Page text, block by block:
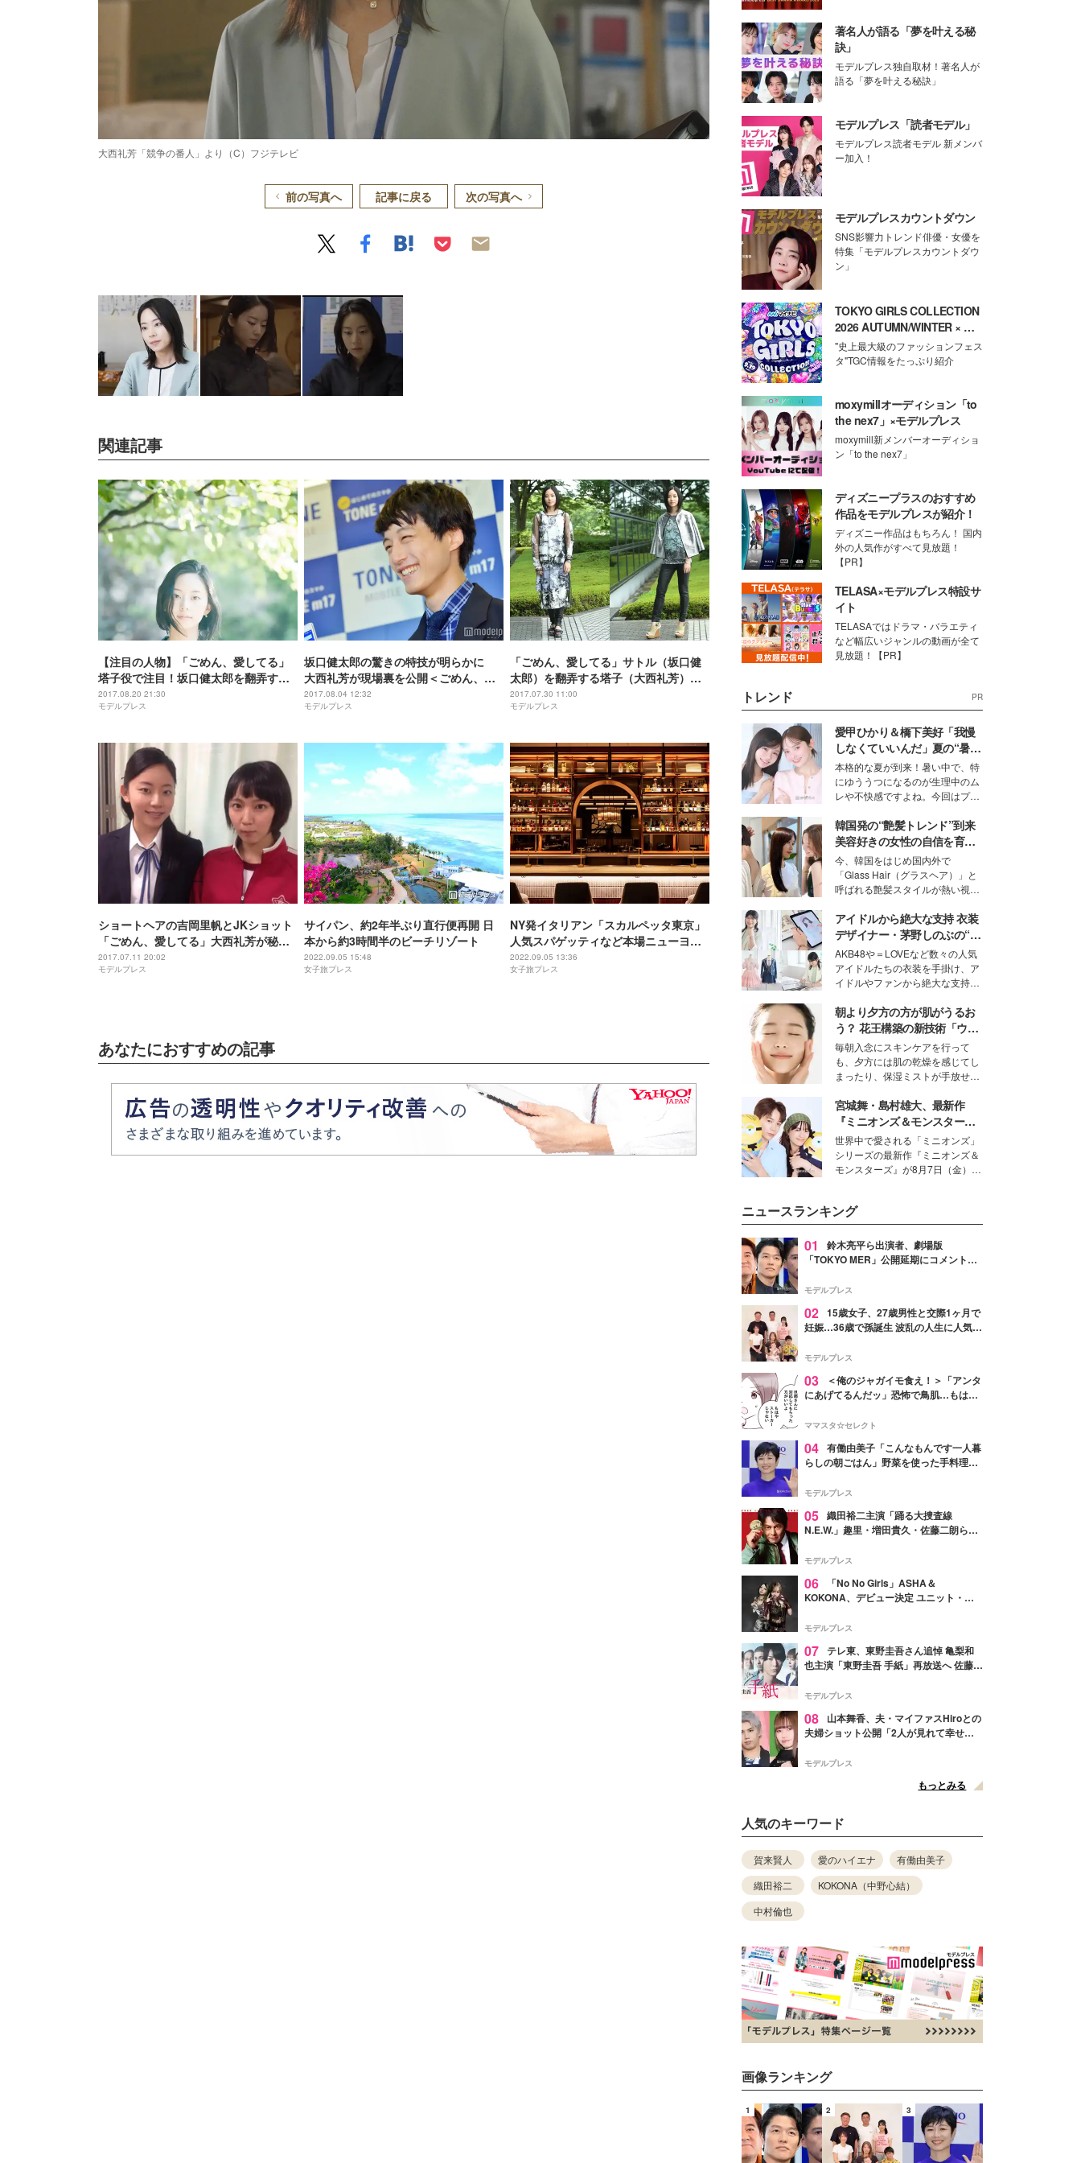
大西礼芳「競争の番人」より（C）フジテレビ
前の写真へ 記事に戻る 次の写真へ
関連記事
【注目の人物】「ごめん、愛してる」
塔子役で注目！坂口健太郎を翻弄す
る“眼力スナイパー”大西礼芳
2017.08.20 21:30
モデルプレス
坂口健太郎の驚きの特技が明らかに
大西礼芳が現場裏を公開＜ごめん、愛
してる＞
2017.08.04 12:32
モデルプレス
「ごめん、愛してる」サトル（坂口健
太郎）を翻弄する塔子（大西礼芳）、
個性派クールファッションが気にな
る！＜スタイリスト解説＞
2017.07.30 11:00
モデルプレス
ショートヘアの吉岡里帆とJKショット
「ごめん、愛してる」大西礼芳が秘蔵
写真を公開
2017.07.11 20:02
モデルプレス
サイパン、約2年半ぶり直行便再開 日
本から約3時間半のビーチリゾート
2022.09.05 15:48
女子旅プレス
NY発イタリアン「スカルペッタ東京」
人気スパゲッティなど本場ニューヨー
カーも虜の味を提供
2022.09.05 13:36
女子旅プレス
あなたにおすすめの記事
著名人が語る「夢を叶える秘
訣」
モデルプレス独自取材！著名人が
語る「夢を叶える秘訣」
モデルプレス「読者モデル」
モデルプレス読者モデル 新メンバ
ー加入！
モデルプレスカウントダウン
SNS影響力トレンド俳優・女優を
特集「モデルプレスカウントダウ
ン」
TOKYO GIRLS COLLECTION
2026 AUTUMN/WINTER × モ
デルプレス
"史上最大級のファッションフェス
タ"TGC情報をたっぷり紹介
moxymillオーディション「to
the nex7」×モデルプレス
moxymill新メンバーオーディショ
ン「to the nex7」
ディズニープラスのおすすめ
作品をモデルプレスが紹介！
ディズニー作品はもちろん！ 国内
外の人気作がすべて見放題！
【PR】
TELASA×モデルプレス特設サ
イト
TELASAではドラマ・バラエティ
など幅広いジャンルの動画が全て
見放題！【PR】
トレンド PR
愛甲ひかり＆橋下美好「我慢
しなくていいんだ」夏の“暑さ
対策”の新しい選択肢とは？
本格的な夏が到来！暑い中で、特
にゆううつになるのが生理中のム
レや不快感ですよね。今回はプラ
モデル・愛甲ひかりさんと橋下美
好さんを迎えて本音で女子会トー
ク。猛暑のお出かけを快適に過ご
すヒントや、2人が感動した夏の
生理の新常識にも迫りました。
韓国発の“艶髪トレンド”到来
美容好きの女性の自信を育む
「ヘアケア事情」って？
今、韓国をはじめ国内外で
「Glass Hair（グラスヘア）」と
呼ばれる艶髪スタイルが熱い視線
ションの完成度を高めるベースと
して、“髪そのものの美しさ”に改
めて注目する人が増えている様
子。今回は、そんな憧れの艶やか
な髪を日常で叶える、美容好きの
女性たちのヘアケア事情を紹介し
ます。
アイドルから絶大な支持 衣装
デザイナー・茅野しのぶの“可
愛い”を作る美学＜「シチズン
クロスシー」インタビュー＞
AKB48や＝LOVEなど数々の人気
アイドルたちの衣装を手掛け、ア
イドルやファンから絶大な支持を
取締役兼クリエイティブディレク
ター・茅野しのぶ。一人ひとりの
個性に寄り添い、魅力を引き出す
衣装作りは、多くの女性たちに勇
気と自信を与え続けている。
朝より夕方の方が肌がうるお
う？ 花王構築の新技術「ウォ
ーターキャプチャリングスキ
ン（捕水肌）」がスキンケア
の常識を変える予感
毎朝入念にスキンケアを行って
も、夕方には肌の乾燥を感じてし
まったり、保湿ミストが手放せな
な美容の常識を大きく変える可能
性を秘めた、革新的な「Water
Capturing Skin（ウォーターキャ
プチャリングスキン：捕水肌）」
技術を、花王が構築した。
宮城舞・島村雄大、最新作
『ミニオンズ＆モンスター
ズ』の魅力熱弁 ハチャメチャ
だけじゃない“友情と絆”に感
動
世界中で愛される「ミニオンズ」
シリーズの最新作『ミニオンズ＆
モンスターズ』が8月7日（金）に
デルの宮城舞と島村雄大の特別対
談をお届け！それぞれの視点か
ら、今作ならではの魅力や予想外
の感動をもたらす奥深いストーリ
た。
ニュースランキング
01
鈴木亮平ら出演者、劇場版
「TOKYO MER」公開延期にコメント
最大の敬意とエールを」
モデルプレス
02 15歳女子、27歳男性と交際1ヶ月で
妊娠…36歳で孫誕生 波乱の人生に人気タ
よ！」
モデルプレス
03
＜俺のジャガイモ食え！＞「アンタ
にあげてるんだッ」恐怖で鳥肌…もはや
ママスタ☆セレクト
04 有働由美子「こんなもんです一人暮
らしの朝ごはん」野菜を使った手料理公
そう」と反響
モデルプレス
05 織田裕二主演「踊る大捜査線
N.E.W.」趣里・増田貴久・佐藤二朗ら新
徴する“謎のキーワード”も
モデルプレス
06
「No No Girls」ASHA＆
KOKONA、デビュー決定 ユニット・
リリースへ
モデルプレス
07 テレ東、東野圭吾さん追悼 亀梨和
也主演「東野圭吾 手紙」再放送へ 佐藤隆
モデルプレス
08
山本舞香、夫・マイファスHiroとの
夫婦ショット公開「2人が見れて幸せ」
モデルプレス
もっとみる
人気のキーワード
賀来賢人 愛のハイエナ
有働由美子
織田裕二
KOKONA（中野心結）
中村倫也
画像ランキング
1 2 3